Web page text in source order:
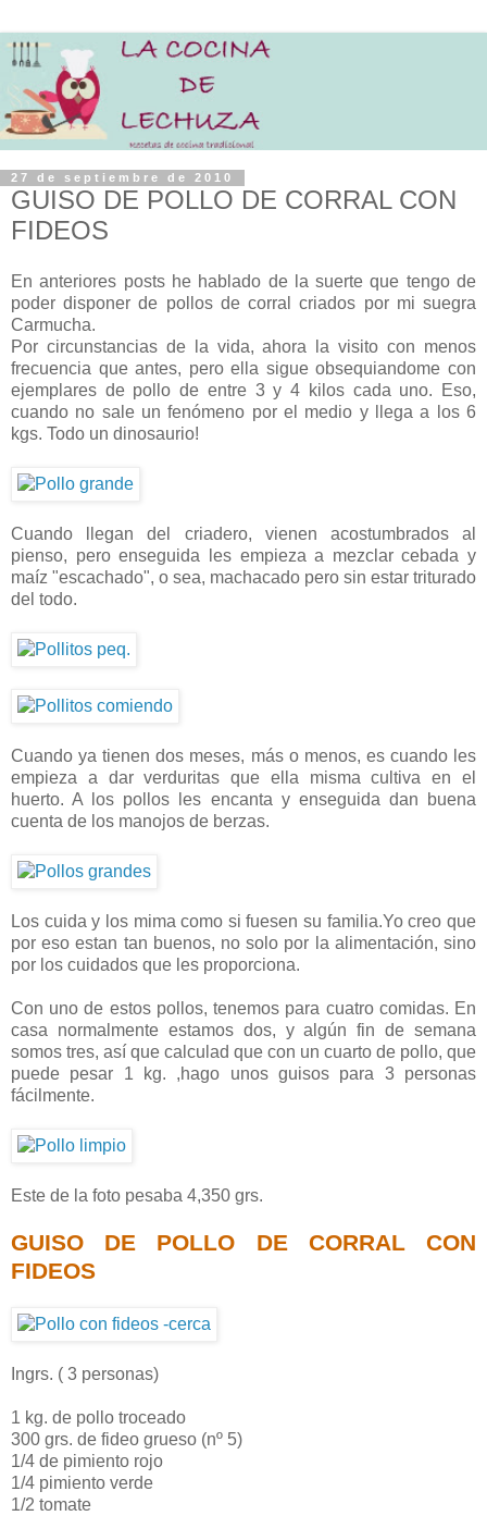
27 de septiembre de 2010
GUISO DE POLLO DE CORRAL CON
FIDEOS
En anteriores posts he hablado de la suerte que tengo de
poder disponer de pollos de corral criados por mi suegra
Carmucha.
Por circunstancias de la vida, ahora la visito con menos
frecuencia que antes, pero ella sigue obsequiandome con
ejemplares de pollo de entre 3 y 4 kilos cada uno. Eso,
cuando no sale un fenómeno por el medio y llega a los 6
kgs. Todo un dinosaurio!
Cuando llegan del criadero, vienen acostumbrados al
pienso, pero enseguida les empieza a mezclar cebada y
maíz "escachado", o sea, machacado pero sin estar triturado
del todo.
Cuando ya tienen dos meses, más o menos, es cuando les
empieza a dar verduritas que ella misma cultiva en el
huerto. A los pollos les encanta y enseguida dan buena
cuenta de los manojos de berzas.
Los cuida y los mima como si fuesen su familia.Yo creo que
por eso estan tan buenos, no solo por la alimentación, sino
por los cuidados que les proporciona.
Con uno de estos pollos, tenemos para cuatro comidas. En
casa normalmente estamos dos, y algún fin de semana
somos tres, así que calculad que con un cuarto de pollo, que
puede pesar 1 kg. ,hago unos guisos para 3 personas
fácilmente.
Este de la foto pesaba 4,350 grs.
GUISO DE POLLO DE CORRAL CON
FIDEOS
Ingrs. ( 3 personas)
1 kg. de pollo troceado
300 grs. de fideo grueso (nº 5)
1/4 de pimiento rojo
1/4 pimiento verde
1/2 tomate